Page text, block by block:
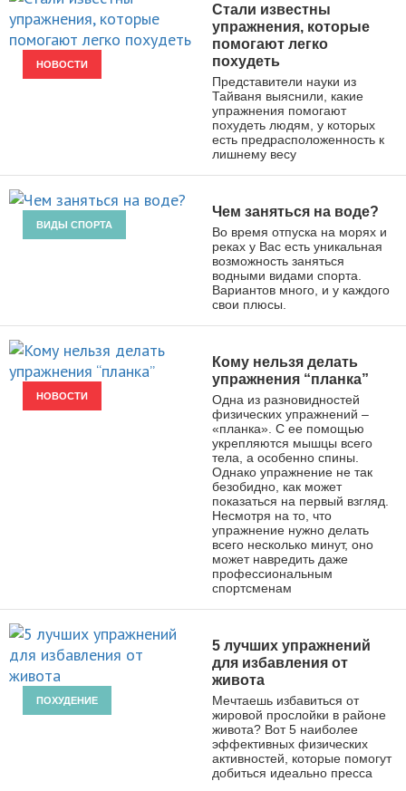
НОВОСТИ
Стали известны
упражнения, которые
помогают легко
похудеть
Представители науки из
Тайваня выяснили, какие
упражнения помогают
похудеть людям, у которых
есть предрасположенность к
лишнему весу
ВИДЫ СПОРТА
Чем заняться на воде?
Во время отпуска на морях и
реках у Вас есть уникальная
возможность заняться
водными видами спорта.
Вариантов много, и у каждого
свои плюсы.
НОВОСТИ
Кому нельзя делать
упражнения “планка”
Одна из разновидностей
физических упражнений –
«планка». С ее помощью
укрепляются мышцы всего
тела, а особенно спины.
Однако упражнение не так
безобидно, как может
показаться на первый взгляд.
Несмотря на то, что
упражнение нужно делать
всего несколько минут, оно
может навредить даже
профессиональным
спортсменам
ПОХУДЕНИЕ
5 лучших упражнений
для избавления от
живота
Мечтаешь избавиться от
жировой прослойки в районе
живота? Вот 5 наиболее
эффективных физических
активностей, которые помогут
добиться идеально пресса